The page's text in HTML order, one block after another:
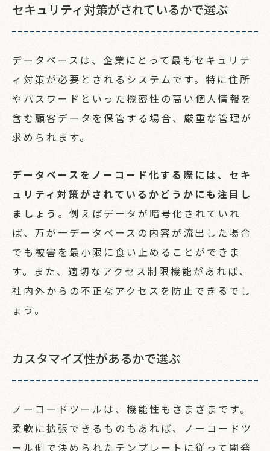
セキュリティ対策がされているかで選ぶ
データベースは、企業にとって最もセキュリテ
ィ対策が必要とされるシステムです。特に住所
やパスワードといった機密性の高い個人情報を
含む顧客データを保管する場合、厳重な管理が
求められます。
データベースをノーコード化する際には、セキ
ュリティ対策がされているかどうかにも注目し
ましょう 。例えばデータが暗号化されていれ
ば、万が一データベースの内容が流出した場合
でも被害を最小限に食い止めることができま
す。また、適切なアクセス制限機能があれば、
社内外からの不正なアクセスを防止できるでし
ょう。
カスタマイズ性があるかで選ぶ
ノーコードツールは、機能性もさまざまです。
柔軟に拡張できるものもあれば、ノーコードツ
ール側で決められたテンプレートに従って開発